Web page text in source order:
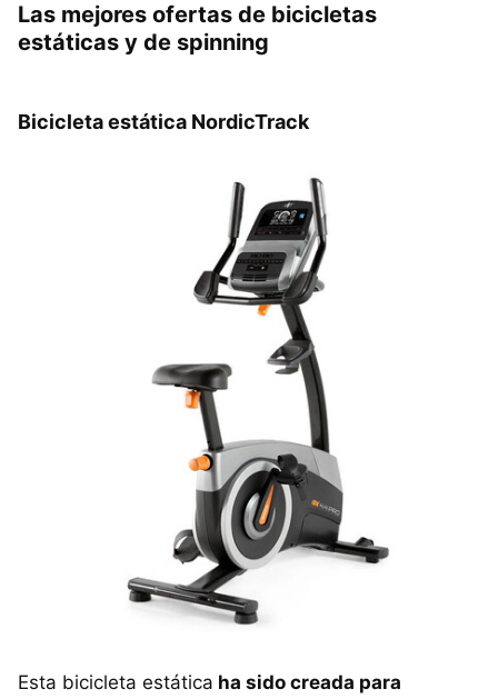
Las mejores ofertas de bicicletas
estáticas y de spinning
Bicicleta estática NordicTrack
Esta bicicleta estática ha sido creada para